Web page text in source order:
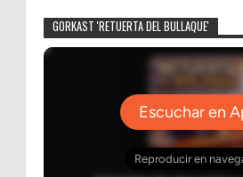
GORKAST 'RETUERTA DEL BULLAQUE'